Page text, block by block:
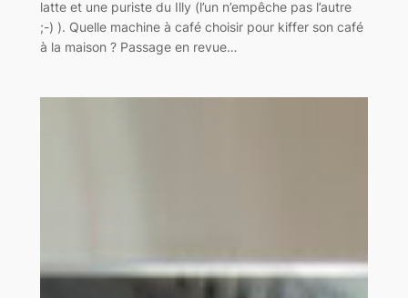
latte et une puriste du Illy (l’un n’empêche pas l’autre
;-) ). Quelle machine à café choisir pour kiffer son café
à la maison ? Passage en revue…